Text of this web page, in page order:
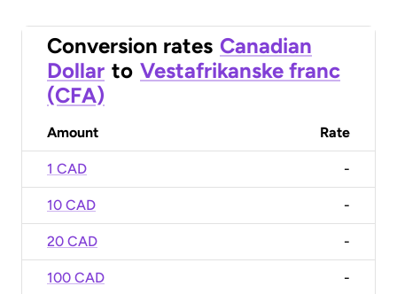
Conversion rates Canadian
Dollar to Vestafrikanske franc
(CFA)
Amount Rate
1 CAD -
10 CAD -
20 CAD -
100 CAD -